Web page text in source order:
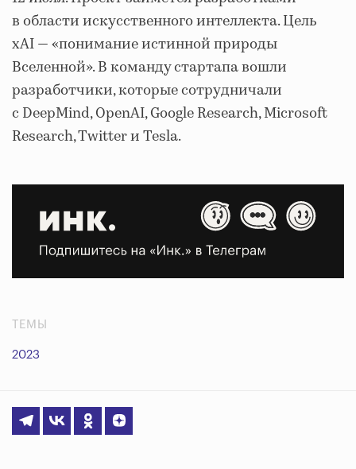
в области искусственного интеллекта. Цель
xAI — «понимание истинной природы
Вселенной». В команду стартапа вошли
разработчики, которые сотрудничали
с DeepMind, OpenAI, Google Research, Microsoft
Research, Twitter и Tesla.
ТЕМЫ
2023